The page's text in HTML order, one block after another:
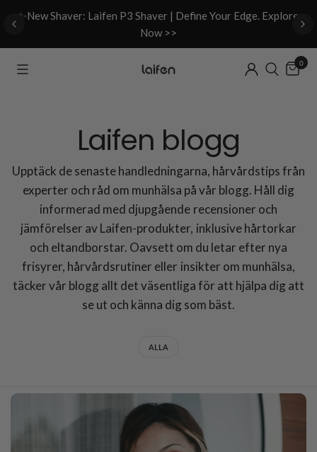
✨New Shaver: Laifen P3 Shaver | Define Your Edge. Explore
Now >>
0
Laifen blogg
Upptäck de senaste handledningarna, hårvårdstips från
experter och råd om munhälsa på vår blogg. Håll dig
informerad med djupgående recensioner och
jämförelser av Laifen-produkter, inklusive hårtorkar
och eltandborstar. Oavsett om du letar efter nya
frisyrer, hårvårdsrutiner eller insikter om munhälsa,
täcker vår blogg allt det väsentliga för att hjälpa dig att
se ut och känna dig som bäst.
ALLA